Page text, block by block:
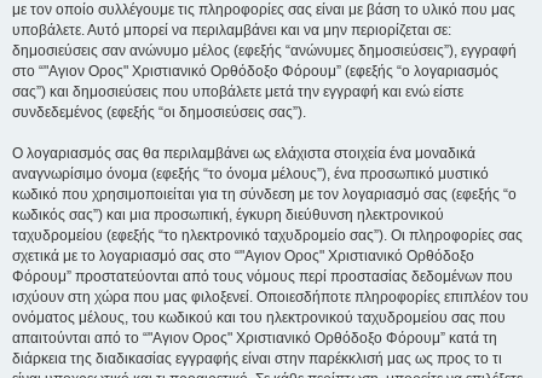
με τον οποίο συλλέγουμε τις πληροφορίες σας είναι με βάση το υλικό που μας
υποβάλετε. Αυτό μπορεί να περιλαμβάνει και να μην περιορίζεται σε:
δημοσιεύσεις σαν ανώνυμο μέλος (εφεξής “ανώνυμες δημοσιεύσεις”), εγγραφή
στο “"Αγιον Ορος" Χριστιανικό Ορθόδοξο Φόρουμ” (εφεξής “ο λογαριασμός
σας”) και δημοσιεύσεις που υποβάλετε μετά την εγγραφή και ενώ είστε
συνδεδεμένος (εφεξής “οι δημοσιεύσεις σας”).
Ο λογαριασμός σας θα περιλαμβάνει ως ελάχιστα στοιχεία ένα μοναδικά
αναγνωρίσιμο όνομα (εφεξής “το όνομα μέλους”), ένα προσωπικό μυστικό
κωδικό που χρησιμοποιείται για τη σύνδεση με τον λογαριασμό σας (εφεξής “ο
κωδικός σας”) και μια προσωπική, έγκυρη διεύθυνση ηλεκτρονικού
ταχυδρομείου (εφεξής “το ηλεκτρονικό ταχυδρομείο σας”). Οι πληροφορίες σας
σχετικά με το λογαριασμό σας στο “"Αγιον Ορος" Χριστιανικό Ορθόδοξο
Φόρουμ” προστατεύονται από τους νόμους περί προστασίας δεδομένων που
ισχύουν στη χώρα που μας φιλοξενεί. Οποιεσδήποτε πληροφορίες επιπλέον του
ονόματος μέλους, του κωδικού και του ηλεκτρονικού ταχυδρομείου σας που
απαιτούνται από το “"Αγιον Ορος" Χριστιανικό Ορθόδοξο Φόρουμ” κατά τη
διάρκεια της διαδικασίας εγγραφής είναι στην παρέκκλισή μας ως προς το τι